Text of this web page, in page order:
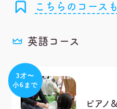
こちらのコース
英語コース
ピアノ
3才〜
小6まで